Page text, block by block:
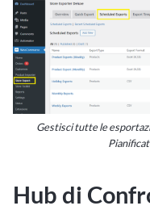
Gestisci tutte le
Hub di